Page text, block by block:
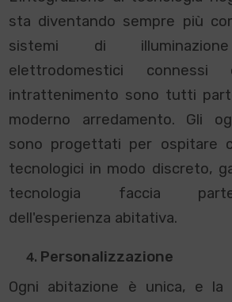
sta diventando sempre più
sistemi di
elettrodomestici
intrattenimento sono tutti
moderno arredamento. Gli
sono progettati per ospitare
tecnologici in modo discreto,
tecnologia faccia
dell'esperienza abitativa.
Personalizzazione
Ogni abitazione è unica, e la